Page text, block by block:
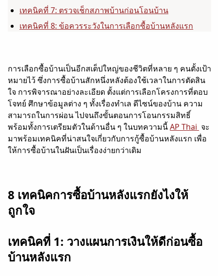
เทคนิคที่ 7: ตรวจเช็กสภาพบ้านก่อนโอนบ้าน
เทคนิคที่ 8: ข้อควรระวังในการเลือกซื้อบ้านหลังแรก
การเลือกซื้อบ้านเป็นอีกสเต็ปใหญ่ของชีวิตที่หลาย ๆ คนตั้งเป้า
หมายไว้ ซึ่งการซื้อบ้านสักหนึ่งหลังต้องใช้เวลาในการตัดสิน
ใจ การพิจารณาอย่างละเอียด ตั้งแต่การเลือกโครงการที่ตอบ
โจทย์ ศึกษาข้อมูลต่าง ๆ ทั้งเรื่องทำเล ดีไซน์ของบ้าน ความ
สามารถในการผ่อน ไปจนถึงขั้นตอนการโอนกรรมสิทธิ์
พร้อมทั้งการเตรียมตัวในด้านอื่น ๆ ในบทความนี้AP Thai จะ
มาพร้อมเทคนิคที่น่าสนใจเกี่ยวกับการกู้ซื้อบ้านหลังแรก เพื่อ
ให้การซื้อบ้านในฝันเป็นเรื่องง่ายกว่าเดิม
8 เทคนิคการซื้อบ้านหลังแรกยังไงให้
ถูกใจ
เทคนิคที่ 1: วางแผนการเงินให้ดีก่อนซื้อ
บ้านหลังแรก